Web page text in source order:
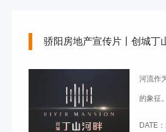
骄阳房地产宣传片丨创城丁
河流作
的象征
DATE